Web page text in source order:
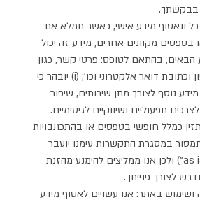
בבקשתך.
ונאסוף מידע אישי, כאשר תמלא את
בטפסים מקוונים אחרים, מידע זה יכול
הבאים, בהתאם לטופס: פרטי קשר, כגון
שם מלא, מספר טלפון וכתובת דואר אלקטרוני וכו'; (i) יובהר כי
נוסף לצורך מתן שירותים, שיפור
תפעוליים ושיווקיים לגיטימיים.
כמלל חופשי בטפסים או בהתכתבויות
במסגרת התקשרות עימנו יועבר
אלינו כמות שהוא ("as is") ולכן אנו ממליצים להימנע מהזנת
לצורך פנייתך.
ושימוש באתר: אנו עשויים לאסוף מידע